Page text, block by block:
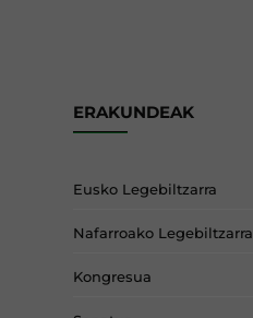
ERAKUNDEAK
Eusko Legebiltzarra
Nafarroako Legebiltzarra
Kongresua